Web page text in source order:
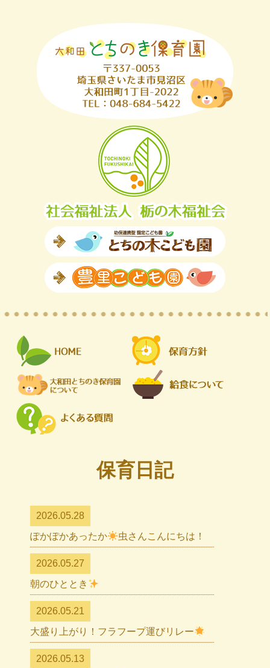
保育日記
2026.05.28
ぽかぽかあったか
虫さんこんにちは！
2026.05.27
朝のひととき
2026.05.21
大盛り上がり！フラフープ運びリレー
2026.05.13